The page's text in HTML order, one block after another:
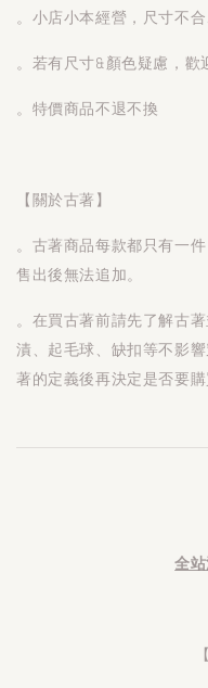
。小店小本經營，尺寸不
。若有尺寸&顏色疑慮，
。特價商品不退不換
【關於古著】
。古著商品每款都只有一
售出後無法追加。
。在買古著前請先了解古
漬、起毛球、缺扣等不影
著的定義後再決定是否要購
全